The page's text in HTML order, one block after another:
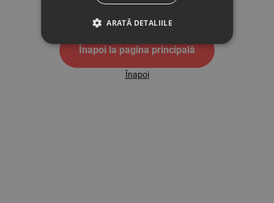
Înapoi la pagina principală
Înapoi
ARATĂ DETALIILE